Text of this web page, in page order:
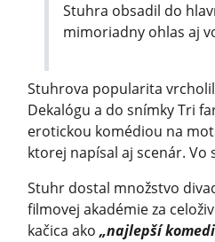
Stuhra obsadil do
mimoriadny ohlas aj
Stuhrova popularita
Dekalógu a do snímky Tri
erotickou komédiou na
ktorej napísal aj scenár.
Stuhr dostal množstvo
filmovej akadémie za
kačica ako„najlepší